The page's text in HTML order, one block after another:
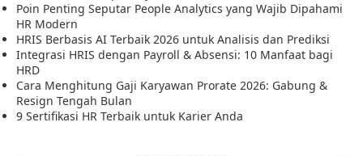
Poin Penting Seputar People Analytics yang Wajib Dipahami
HR Modern
HRIS Berbasis AI Terbaik 2026 untuk Analisis dan Prediksi
Integrasi HRIS dengan Payroll & Absensi: 10 Manfaat bagi
HRD
Cara Menghitung Gaji Karyawan Prorate 2026: Gabung &
Resign Tengah Bulan
9 Sertifikasi HR Terbaik untuk Karier Anda